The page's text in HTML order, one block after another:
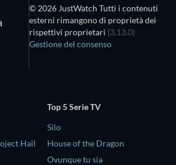
© 2026 JustWatch Tutti i contenuti
esterni rimangono di proprietà dei
rispettivi proprietari (3.13.0)
Gestione del consenso
Hail
Top 5 Serie TV
Silo
House of the Dragon
Ovunque tu sia